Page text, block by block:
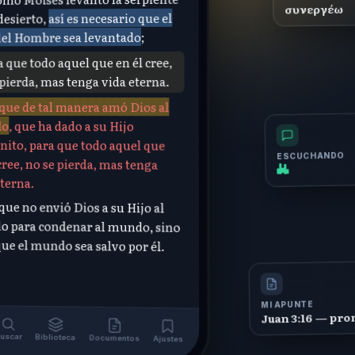
así es necesario que el
Hombre sea levantado;
que todo aquel que en él cree,
mas tenga vida eterna.
de tal manera amó Dios al
, que ha dado a su Hijo
para que todo aquel que
no se pierda, mas tenga
no envió Dios a su Hijo al
para condenar al mundo, sino
el mundo sea salvo por él.
Biblioteca Documentos Ajustes
MI APUNTE
Juan 3:16—
ESCUCHANDO
συνεργέω